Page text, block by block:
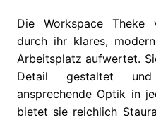
Die Workspace Theke
durch ihr klares,
Arbeitsplatz aufwertet.
Detail gestaltet
ansprechende Optik in
bietet sie reichlich